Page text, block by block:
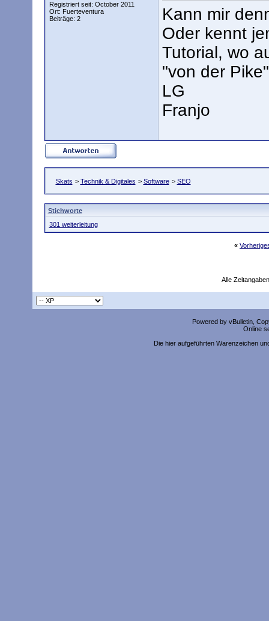
Registriert seit: October 2011
Ort: Fuerteventura
Beiträge: 2
Kann mir
Oder kennt
Tutorial, wo
"von der
LG
Franjo
Skats > Technik & Digitales > Software > SEO
Stichworte
301 weiterleitung
«
Alle
Powered by vBulletin,
Online
Die hier aufgeführten Warenzeichen